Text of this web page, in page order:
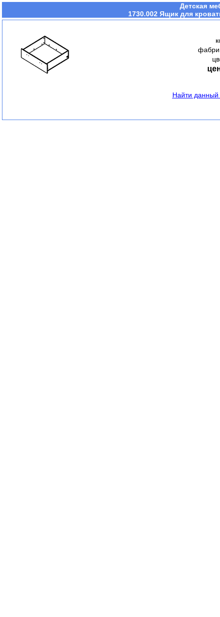
Детская
1730.002 Ящик для
Найти данный